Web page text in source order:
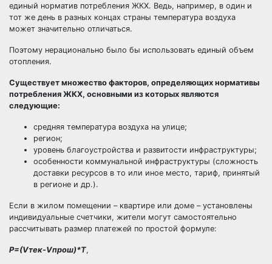
единый норматив потребления ЖКХ. Ведь, например, в один и
тот же день в разных концах страны температура воздуха
может значительно отличаться.
Поэтому нерационально было бы использовать единый объем
отопления.
Существует множество факторов, определяющих нормативы
потребления ЖКХ, основными из которых являются
следующие:
средняя температура воздуха на улице;
регион;
уровень благоустройства и развитости инфраструктуры;
особенности коммунальной инфраструктуры (сложность
доставки ресурсов в то или иное место, тариф, принятый
в регионе и др.).
Если в жилом помещении – квартире или доме – установлены
индивидуальные счетчики, жители могут самостоятельно
рассчитывать размер платежей по простой формуле:
P=(Vтек-Vпрош)*T,